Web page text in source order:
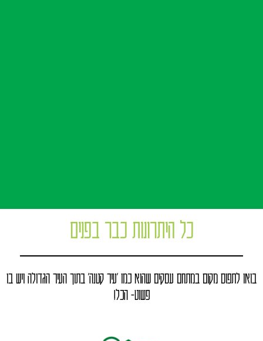
כל היתרונות כבר בפנים
בואו לתפוס מקום במתחם עסקים שהוא כמו 'עיר קטנה' בתוך העיר הגדולה ויש בו
פשוט- הכל!